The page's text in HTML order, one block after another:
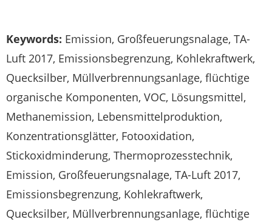
Keywords: Emission, Großfeuerungsnalage, TA-
Luft 2017, Emissionsbegrenzung, Kohlekraftwerk,
Quecksilber, Müllverbrennungsanlage, flüchtige
organische Komponenten, VOC, Lösungsmittel,
Methanemission, Lebensmittelproduktion,
Konzentrationsglätter, Fotooxidation,
Stickoxidminderung, Thermoprozesstechnik,
Emission, Großfeuerungsnalage, TA-Luft 2017,
Emissionsbegrenzung, Kohlekraftwerk,
Quecksilber, Müllverbrennungsanlage, flüchtige